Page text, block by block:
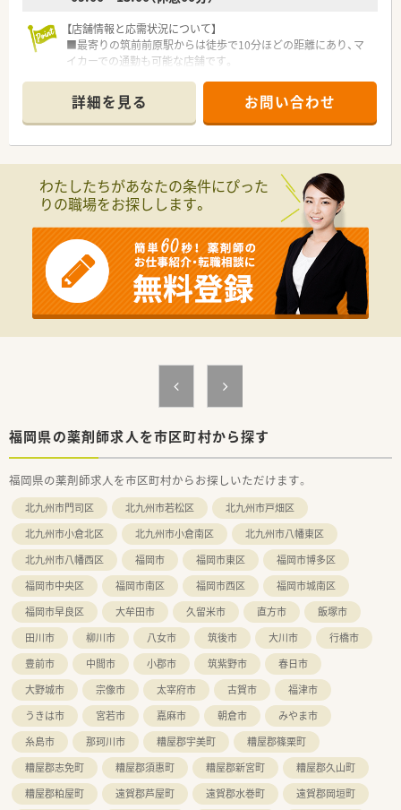
【店舗情報と応需状況について】
■最寄りの筑前前原駅からは徒歩で10分ほどの距離にあり、マ
イカーでの通勤も可能な店舗です。
約100枚程度に対応しています。
■1日の処方箋枚数に対して常勤の薬剤師が5名在籍しており、
ゆとりある人員体制で運営しています。
■福岡県内を中心に10店舗を展開しており、創業から40年以上
の歴史を持つ安定した経営基盤の法人です。
■AI調剤やロボット調剤を積極的に導入し、業務効率化と対人業
■中途入社の方の定着率が非常に高く、10年から20年以上勤務
しているスタッフも多数在籍しています。
【職場環境と雰囲気】
■ベテランの薬剤師が多く在籍しているため、未経験の業務があ
っても安心して相談できる環境です。
■スタッフの平均年齢は40代半ばで男女比も半々とバランスが
■代表自身も薬剤師であり現場のことを深く理解しているため、
働きやすさへの配慮が行き届いています。
■ロボット調剤などの先端技術に触れながら、薬剤師としての専
門性を高めることができる環境です。
通じて直接感謝の言葉をいただけます。
■会社の成長とともに自身のキャリアも広がるため、組織づくり
に参加する面白さを実感できます。
詳細を見る お問い合わせ
わたしたちがあなたの条件にぴった
りの職場をお探しします。
福岡県の薬剤師求人を市区町村から探す
福岡県の薬剤師求人を市区町村からお探しいただけます。
北九州市門司区 北九州市若松区
北九州市戸畑区
北九州市小倉北区
北九州市小倉南区
北九州市八幡東区
北九州市八幡西区
福岡市 福岡市東区
福岡市博多区
福岡市中央区
福岡市南区 福岡市西区
福岡市城南区
福岡市早良区
大牟田市 久留米市 直方市
飯塚市
田川市
柳川市 八女市 筑後市 大川市
行橋市
豊前市
中間市 小郡市 筑紫野市
春日市
大野城市
宗像市 太宰府市 古賀市
福津市
うきは市
宮若市 嘉麻市 朝倉市
みやま市
糸島市
那珂川市 糟屋郡宇美町
糟屋郡篠栗町
糟屋郡志免町
糟屋郡須惠町 糟屋郡新宮町
糟屋郡久山町
糟屋郡粕屋町
遠賀郡芦屋町 遠賀郡水巻町
遠賀郡岡垣町